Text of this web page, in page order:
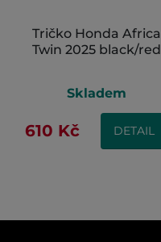
Tričko Honda Africa
Twin 2025 black/red
Skladem
610 Kč DETAIL